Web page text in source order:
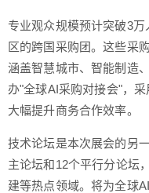
专业观众规模预计突破3
区的跨国采购团。这些采
涵盖智慧城市、智能制造
办"全球AI采购对接会"，
大幅提升商务合作效率。
技术论坛是本次展会的另
主论坛和12个平行分论坛
建等热点领域。将为全球